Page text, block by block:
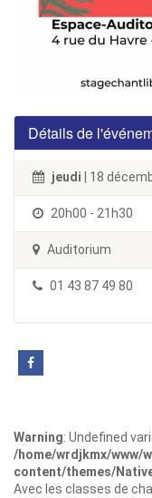
Détails de
jeudi | 18
20h00 - 21h30
Auditorium
01 43 87 49 80
Warning: Undefined
/home/wrdjkmx/www/
content/themes/
Avec les classes de